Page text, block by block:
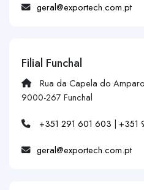
geral@exportech.com.pt
Filial Funchal
Rua da Capela do
9000-267 Funchal
+351 291 601 603 | +351
geral@exportech.com.pt